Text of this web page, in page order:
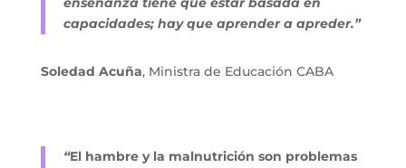
capacidades; hay que aprender a apreder.”
Soledad Acuña, Ministra de Educación CABA
“El hambre y la malnutrición son problemas